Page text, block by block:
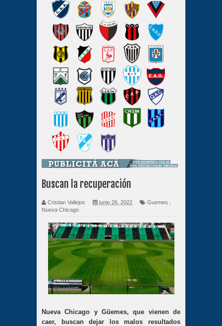
Buscan la recuperación
Cristian Vallejos junio 26, 2022 Guemes
Nueva Chicago
Nueva Chicago y Güemes, que vienen de
caer, buscan dejar los malos resultados